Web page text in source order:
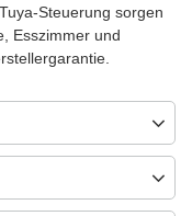
Steuerung sorgen
Esszimmer und